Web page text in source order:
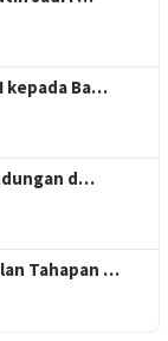
kepada Ba…
d…
Tahapan …